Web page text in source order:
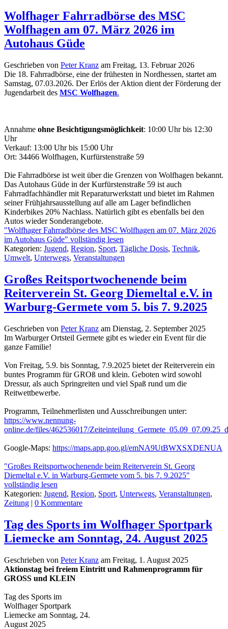
Wolfhager Fahrradbörse des MSC
Wolfhagen am 07. März 2026 im
Autohaus Güde
Geschrieben von Peter Kranz am Freitag, 13. Februar 2026
Die 18. Fahrradbörse, eine der frühesten in Nordhessen, startet am
Samstag, 07.03.2026. Der Erlös der Aktion dient der Förderung der
Jugendarbeit des MSC Wolfhagen.
Annahme ohne Besichtigungsmöglichkeit: 10:00 Uhr bis 12:30
Uhr
Verkauf: 13:00 Uhr bis 15:00 Uhr
Ort: 34466 Wolfhagen, Kurfürstenstraße 59
Die Fahrradbörse ist weit über die Grenzen von Wolfhagen bekannt.
Das Autohaus Güde in der Kurfürstenstraße 59 ist auch
Fahrradfachhändler mit Reparaturwerkstatt und bietet im Rahmen
seiner Frühjahrsausstellung auf alle am Lager befindlichen
Kinderbikes 20% Nachlass. Natürlich gibt es ebenfalls bei den
Autos wieder Sonderangebote.
"Wolfhager Fahrradbörse des MSC Wolfhagen am 07. März 2026
im Autohaus Güde" vollständig lesen
Kategorien: Jugend, Region, Sport, Tägliche Dosis, Technik,
Umwelt, Unterwegs, Veranstaltungen
Großes Reitsportwochenende beim
Reiterverein St. Georg Diemeltal e.V. in
Warburg-Germete vom 5. bis 7. 9.2025
Geschrieben von Peter Kranz am Dienstag, 2. September 2025
Im Warburger Ortsteil Germete gibt es wieder ein Event für die
ganze Familie!
Von Freitag, 5.9. bis Sonntag, 7.9.2025 bietet der Reiterverein ein
buntes Programm für GROß und klein. Geboten wird sowohl
Dressur, als auch Springreiten und viel Spaß rund um die
Reitwettbewerbe.
Programm, Teilnehmerlisten und Ausschreibungen unter:
https://www.nennung-
online.de/files/462536017/
Google-Maps: https://maps.app.goo.gl/emNA9UtBWXSXDENUA
"Großes Reitsportwochenende beim Reiterverein St. Georg
Diemeltal e.V. in Warburg-Germete vom 5. bis 7. 9.2025"
vollständig lesen
Kategorien: Jugend, Region, Sport, Unterwegs, Veranstaltungen,
Zeitung | 0 Kommentare
Tag des Sports im Wolfhager Sportpark
Liemecke am Sonntag, 24. August 2025
Geschrieben von Peter Kranz am Freitag, 1. August 2025
Aktionstag bei freiem Eintritt und Rahmenprogramm für
GROSS und KLEIN
Tag des Sports im
Wolfhager Sportpark
Liemecke am Sonntag, 24.
August 2025